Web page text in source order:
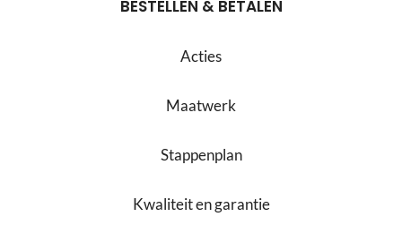
BESTELLEN & BETALEN
Acties
Maatwerk
Stappenplan
Kwaliteit en garantie